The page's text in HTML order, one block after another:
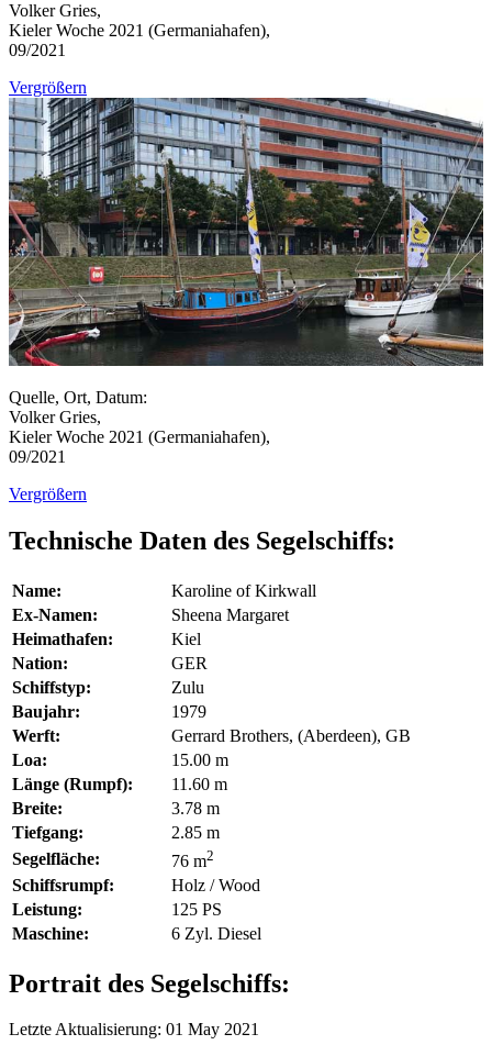
Volker Gries,
Kieler Woche 2021 (Germaniahafen),
09/2021
Vergrößern
Quelle, Ort, Datum:
Volker Gries,
Kieler Woche 2021 (Germaniahafen),
09/2021
Vergrößern
Technische Daten des Segelschiffs:
Name:
Karoline of Kirkwall
Ex-Namen:
Sheena Margaret
Heimathafen:
Kiel
Nation:
GER
Schiffstyp:
Zulu
Baujahr:
1979
Werft:
Gerrard Brothers, (Aberdeen), GB
Loa:
15.00 m
Länge (Rumpf):
11.60 m
Breite:
3.78 m
Tiefgang:
2.85 m
Segelfläche:
76 m2
Schiffsrumpf:
Holz / Wood
Leistung:
125 PS
Maschine:
6 Zyl. Diesel
Portrait des Segelschiffs:
Letzte Aktualisierung: 01 May 2021